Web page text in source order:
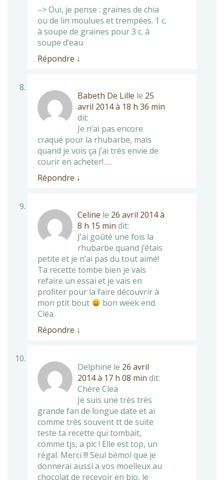
–> Oui, je pense : graines de chia
ou de lin moulues et trempées. 1 c.
à soupe de graines pour 3 c. à
soupe d’eau.
Répondre ↓
Babeth De Lille le 25
avril 2014 à 18 h 36 min
dit:
Je n’ai pas encore
craqué pour la rhubarbe, mais
quand je vois ça j’ai très envie de
courir en acheter!…..
Répondre ↓
Celine le 26 avril 2014 à
8 h 15 min dit:
J’ai goûté une fois la
rhubarbe quand j’étais
petite et je n’ai pas du tout aimé!
Ta recette tombe bien je vais
refaire un essai et je vais en
profiter pour la faire découvrir à
mon ptit bout
bon week end
Cléa
Répondre ↓
Delphine le 26 avril
2014 à 17 h 08 min dit:
Chère Clea
Je suis une très très
grande fan de longue date et ai
comme très souvent tt de suite
teste ta recette qui tombait,
comme tjs, a pic ! Elle est top, un
régal. Merci !!! Seul bémol que je
donnerai aussi a vos moelleux au
chocolat de recevoir en bio, le